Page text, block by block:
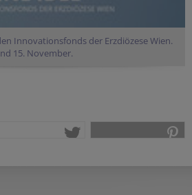
Innovationsfonds der Erzdiözese Wien.
15. November.